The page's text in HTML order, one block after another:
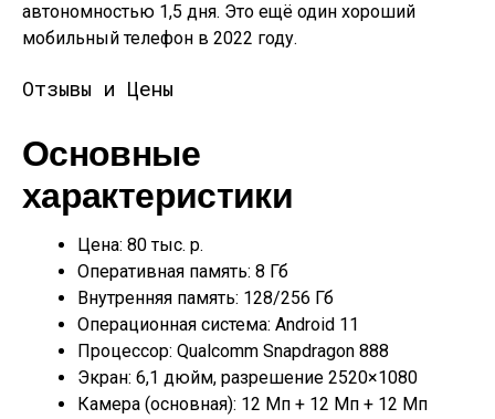
автономностью 1,5 дня. Это ещё один хороший
мобильный телефон в 2022 году.
Отзывы и Цены
Основные
характеристики
Цена: 80 тыс. р.
Оперативная память: 8 Гб
Внутренняя память: 128/256 Гб
Операционная система: Android 11
Процессор: Qualcomm Snapdragon 888
Экран: 6,1 дюйм, разрешение 2520×1080
Камера (основная): 12 Мп + 12 Мп + 12 Мп